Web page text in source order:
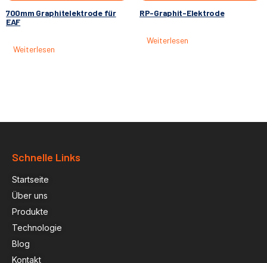
700mm Graphitelektrode für
EAF
Weiterlesen
RP-Graphit-Elektrode
Weiterlesen
Schnelle Links
Startseite
Über uns
Produkte
Technologie
Blog
Kontakt